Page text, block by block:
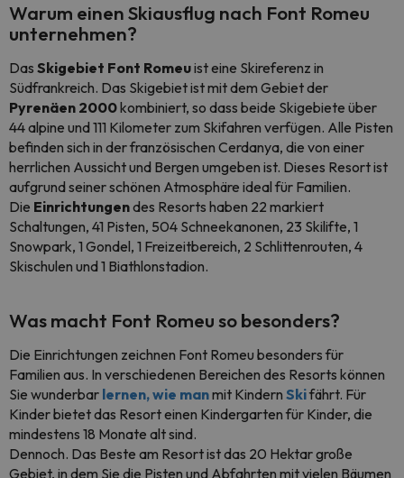
Warum einen Skiausflug nach Font Romeu
unternehmen?
Das Skigebiet Font Romeuist eine Skireferenz in
Südfrankreich. Das Skigebiet ist mit dem Gebiet der
Pyrenäen 2000kombiniert, so dass beide Skigebiete über
44 alpine und 111 Kilometer zum Skifahren verfügen. Alle Pisten
befinden sich in der französischen Cerdanya, die von einer
herrlichen Aussicht und Bergen umgeben ist. Dieses Resort ist
aufgrund seiner schönen Atmosphäre ideal für Familien.
Die Einrichtungendes Resorts haben 22 markiert
Schaltungen, 41 Pisten, 504 Schneekanonen, 23 Skilifte, 1
Snowpark, 1 Gondel, 1 Freizeitbereich, 2 Schlittenrouten, 4
Skischulen und 1 Biathlonstadion.
Was macht Font Romeu so besonders?
Die Einrichtungen zeichnen Font Romeu besonders für
Familien aus. In verschiedenen Bereichen des Resorts können
Sie wunderbar lernen, wie manmit Kindern Skifährt. Für
Kinder bietet das Resort einen Kindergarten für Kinder, die
mindestens 18 Monate alt sind.
Dennoch. Das Beste am Resort ist das 20 Hektar große
Gebiet, in dem Sie die Pisten und Abfahrten mit vielen Bäumen